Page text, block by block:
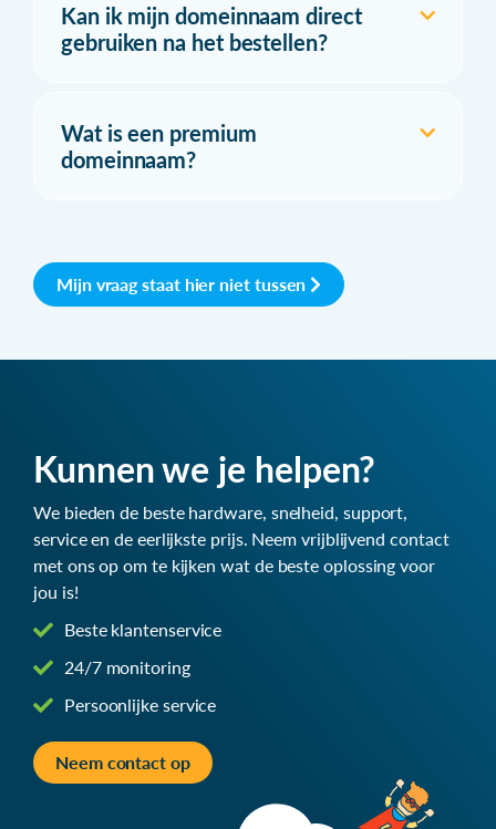
Kan ik mijn domeinnaam direct
gebruiken na het bestellen?
Wat is een premium
domeinnaam?
Mijn vraag staat hier niet tussen
Kunnen we je helpen?
We bieden de beste hardware, snelheid, support,
service en de eerlijkste prijs. Neem vrijblijvend contact
met ons op om te kijken wat de beste oplossing voor
jou is!
Beste klantenservice
24/7 monitoring
Persoonlijke service
Neem contact op